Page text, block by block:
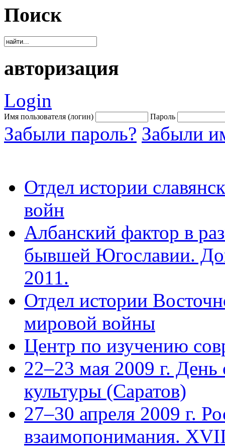
Поиск
авторизация
Login
Имя пользователя (логин) Пароль
Забыли пароль? Забыли
Отдел истории
войн
Албанский фактор в
бывшей Югославии.
2011.
Отдел истории
мировой войны
Центр по изучению
22–23 мая 2009 г. День
культуры (Саратов)
27–30 апреля 2009 г.
взаимопонимания.